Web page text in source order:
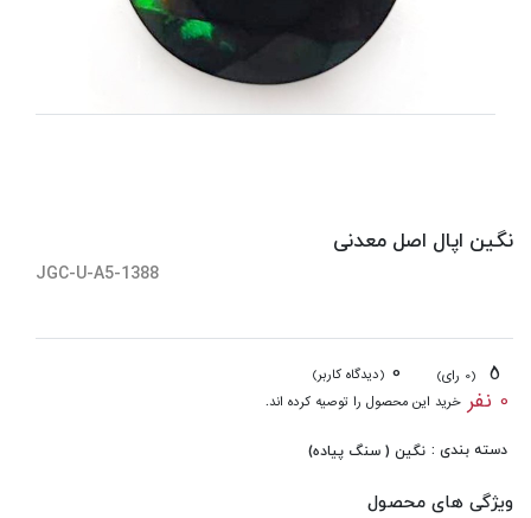
نگین اپال اصل معدنی
JGC-U-A5-1388
(0 رای) 0 (دیدگاه کاربر)
0 نفر خرید این محصول را توصیه کرده اند.
دسته بندی : نگین ( سنگ پیاده)
ویژگی های محصول